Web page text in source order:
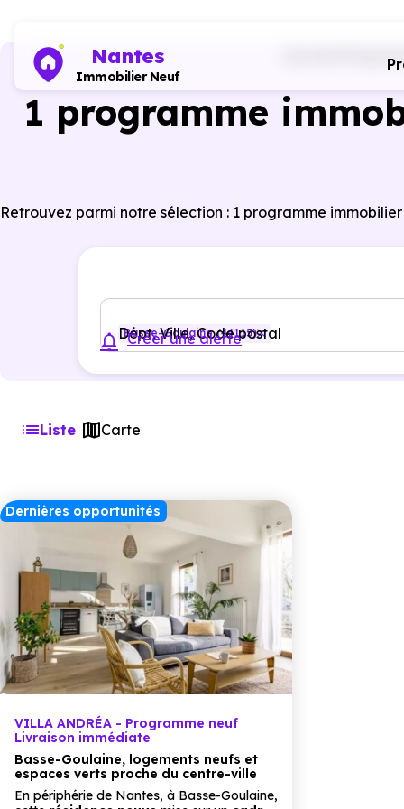
Nantes
Immobilier Neuf
1 programme
Retrouvez parmi notre sélection : 1 programme
Dépt, Ville, Code postal
Basse-Goulaine (44115)
Créer une alerte
Liste Carte
Dernières opportunités
VILLA ANDRÉA - Programme neuf
Livraison immédiate
Basse-Goulaine, logements neufs et
espaces verts proche du centre-ville
En périphérie de Nantes, à Basse-Goulaine,